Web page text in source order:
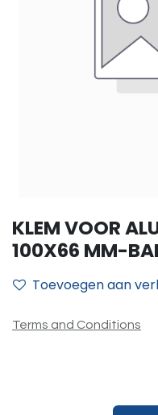
KLEM VOOR
100X66 MM-
Toevoegen aan
Terms and Conditions